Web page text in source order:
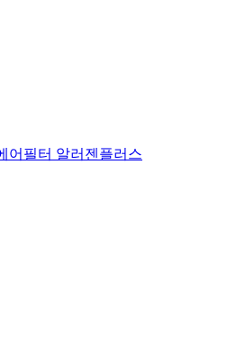
어필터 알러젠플러스